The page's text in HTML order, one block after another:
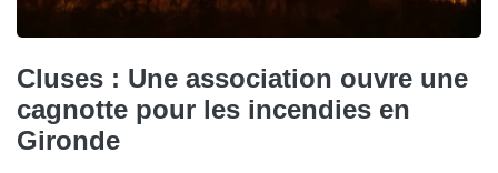
Cluses : Une association ouvre une
cagnotte pour les incendies en
Gironde